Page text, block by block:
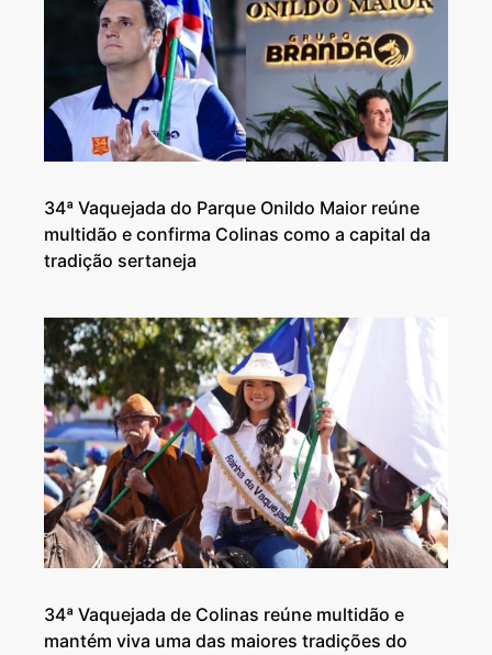
34ª Vaquejada do Parque Onildo Maior reúne
multidão e confirma Colinas como a capital da
tradição sertaneja
34ª Vaquejada de Colinas reúne multidão e
mantém viva uma das maiores tradições do